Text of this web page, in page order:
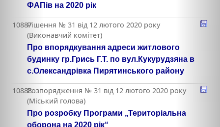
ФАПів на 2020 рік
10887Рішення № 31 від 12 лютого 2020 року
(Виконавчий комітет)
Про впорядкування адреси житлового
будинку гр.Грись Г.Т. по вул.Кукурудзяна в
с.Олександрівка Пирятинського району
10888Розпорядження № 31 від 12 лютого 2020 року
(Міський голова)
Про розробку Програми „Територіальна
оборона на 2020 рік“